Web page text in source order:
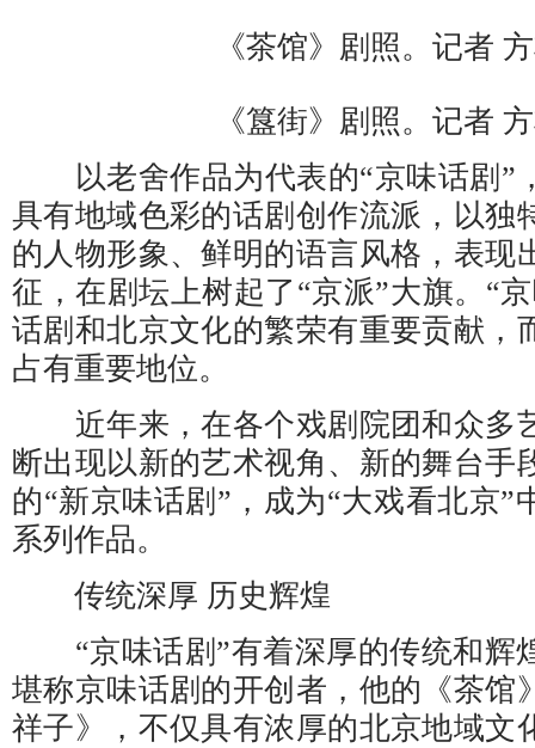
《茶馆》剧照。记者
《簋街》剧照。记者
以老舍作品为代表的“京味话剧”
具有地域色彩的话剧创作流派，以独
的人物形象、鲜明的语言风格，表现
征，在剧坛上树起了“京派”大旗。“
话剧和北京文化的繁荣有重要贡献，
占有重要地位。
近年来，在各个戏剧院团和众多
断出现以新的艺术视角、新的舞台手
的“新京味话剧”，成为“大戏看北京”
系列作品。
传统深厚 历史辉煌
“京味话剧”有着深厚的传统和辉
堪称京味话剧的开创者，他的《茶馆
祥子》，不仅具有浓厚的北京地域文